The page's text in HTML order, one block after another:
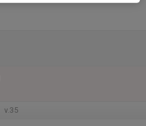
v.35